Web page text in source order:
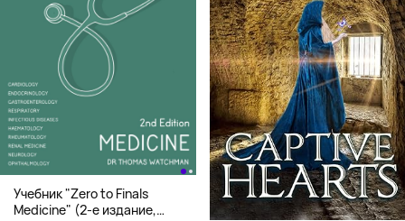
Учебник "Zero to Finals
Medicine" (2-е издание,